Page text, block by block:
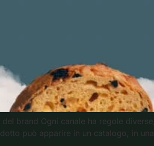
del brand Ogni canale ha regole
può apparire in un catalogo, in